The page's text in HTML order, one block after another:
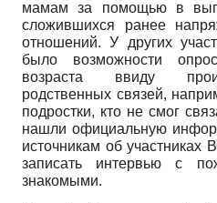
мамам за помощью в
сложившихся ранее
отношений. У других
было возможности
возраста ввиду
родственных связей,
подростки, кто не смог
нашли официальную
источникам об участниках
записать интервью с
знакомыми.